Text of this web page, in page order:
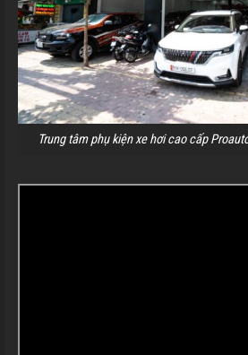
Trung tâm phụ kiện xe hơi cao cấp